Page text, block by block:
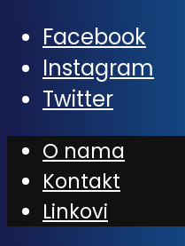
Facebook
Instagram
Twitter
O nama
Kontakt
Linkovi